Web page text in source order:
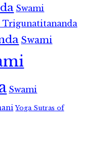
Swami
Trigunatitananda
Swami
Swami
Yoga Sutras of